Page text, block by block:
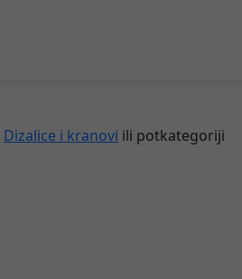
Dizalice i kranovi ili potkategoriji